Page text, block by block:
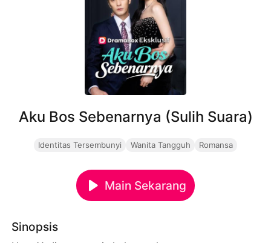
Aku Bos Sebenarnya (Sulih Suara)
Identitas Tersembunyi Wanita Tangguh Romansa
Main Sekarang
Sinopsis